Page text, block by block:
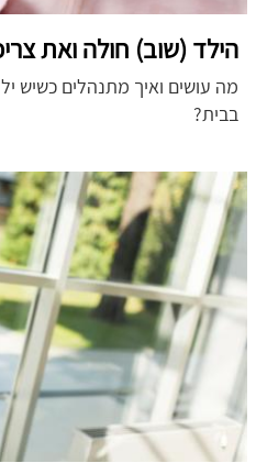
הילד (שוב) חולה ואת
מה עושים ואיך מתנהלים כשיש
בבית?